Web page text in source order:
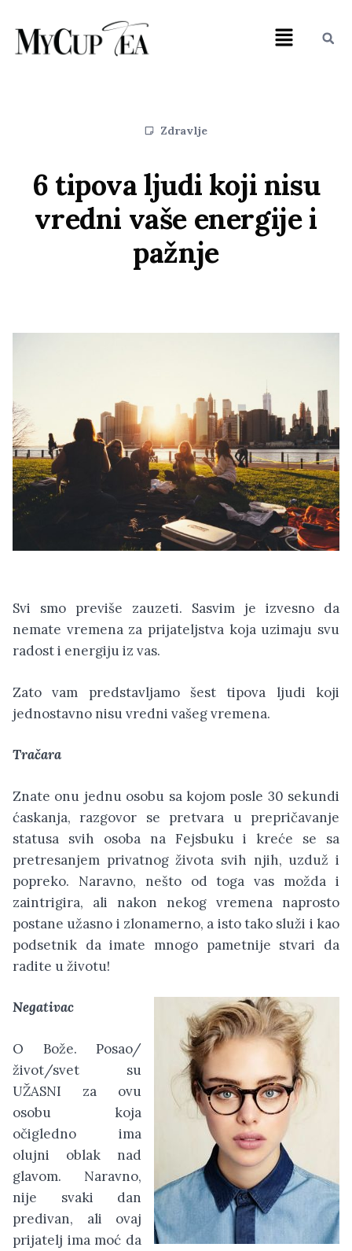
Zdravlje
6 tipova ljudi koji nisu
vredni vaše energije i
pažnje
Svi smo previše zauzeti. Sasvim je izvesno da
nemate vremena za prijateljstva koja uzimaju svu
radost i energiju iz vas.
Zato vam predstavljamo šest tipova ljudi koji
jednostavno nisu vredni vašeg vremena.
Tračara
Znate onu jednu osobu sa kojom posle 30 sekundi
ćaskanja, razgovor se pretvara u prepričavanje
statusa svih osoba na Fejsbuku i kreće se sa
pretresanjem privatnog života svih njih, uzduž i
popreko. Naravno, nešto od toga vas možda i
zaintrigira, ali nakon nekog vremena naprosto
postane užasno i zlonamerno, a isto tako služi i kao
podsetnik da imate mnogo pametnije stvari da
radite u životu!
Negativac
O Bože. Posao/
život/svet su
UŽASNI za ovu
osobu koja
očigledno ima
olujni oblak nad
glavom. Naravno,
nije svaki dan
predivan, ali ovaj
prijatelj ima moć da